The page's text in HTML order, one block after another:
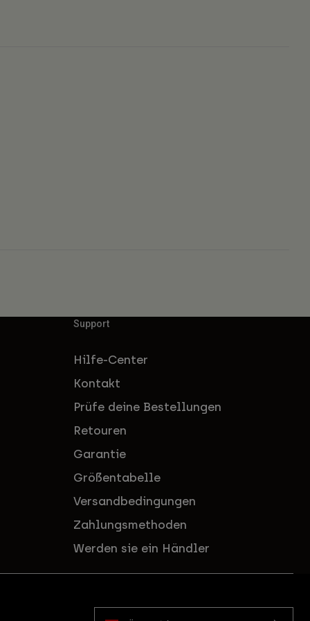
Support
Hilfe-Center
Kontakt
Prüfe deine Bestellungen
Retouren
Garantie
Größentabelle
Versandbedingungen
Zahlungsmethoden
Werden sie ein Händler